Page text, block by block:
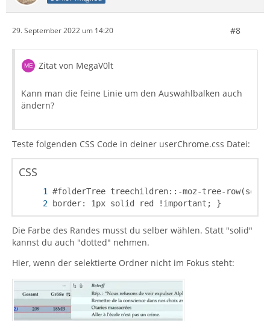
29. September 2022 um 14:20 #8
Zitat von MegaV0lt
Kann man die feine Linie um den Auswahlbalken auch
ändern?
Teste folgenden CSS Code in deiner userChrome.css Datei:
CSS
border: 1px solid red !important; }
Die Farbe des Randes musst du selber wählen. Statt "solid"
kannst du auch "dotted" nehmen.
Hier, wenn der selektierte Ordner nicht im Fokus steht: